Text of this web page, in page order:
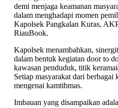
demi menjaga keamanan
dalam menghadapi momen
Kapolsek Pangkalan Kuras,
RiauBook.
Kapolsek menambahkan,
dalam bentuk kegiatan door to
kawasan penduduk, titik
Setiap masyarakat dari berbagai
mengenai kamtibmas.
Imbauan yang disampaikan